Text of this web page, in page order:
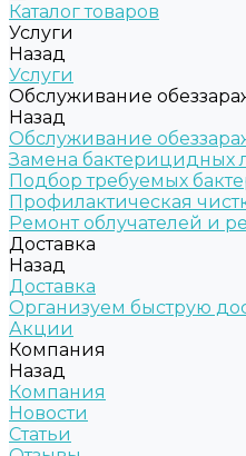
Каталог товаров
Услуги
Назад
Услуги
Обслуживание
Назад
Обслуживание
Замена бактерицидных
Подбор требуемых
Профилактическая
Ремонт облучателей и
Доставка
Назад
Доставка
Организуем быструю
Акции
Компания
Назад
Компания
Новости
Статьи